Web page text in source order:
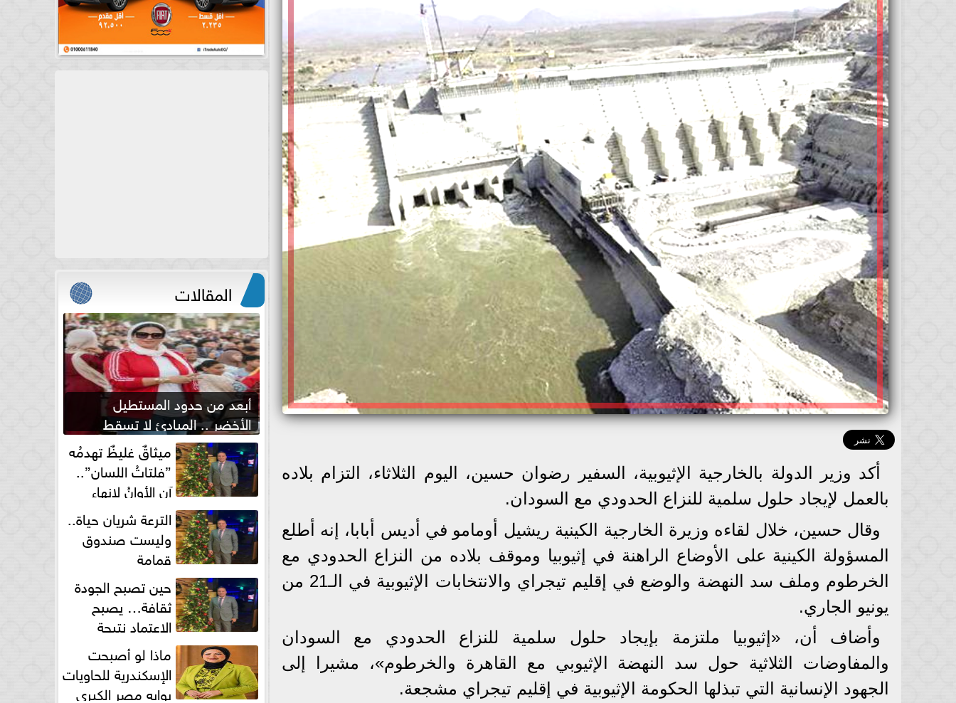
أكد وزير الدولة بالخارجية الإثيوبية، السفير رضوان حسين، اليوم الثلاثاء، التزام بلاده
بالعمل لإيجاد حلول سلمية للنزاع الحدودي مع السودان.
وقال حسين، خلال لقاءه وزيرة الخارجية الكينية ريشيل أومامو في أديس أبابا، إنه أطلع
المسؤولة الكينية على الأوضاع الراهنة في إثيوبيا وموقف بلاده من النزاع الحدودي مع
الخرطوم وملف سد النهضة والوضع في إقليم تيجراي والانتخابات الإثيوبية في الـ21 من
يونيو الجاري.
وأضاف أن، «إثيوبيا ملتزمة بإيجاد حلول سلمية للنزاع الحدودي مع السودان
والمفاوضات الثلاثية حول سد النهضة الإثيوبي مع القاهرة والخرطوم»، مشيرا إلى
الجهود الإنسانية التي تبذلها الحكومة الإثيوبية في إقليم تيجراي مشجعة.
المقالات
أبعد من حدود المستطيل
الأخضر .. المبادئ لا تسقط
بصفارة الحكم ميثاقٌ غليظٌ تهدمُه
”فلتاتُ اللسان”..
آن الأوانُ لإنهاءِ
فوضى الطلاق الشفهي!الترعة شريان حياة..
وليست صندوق
قمامة
حين تصبح الجودة
ثقافة… يصبح
الاعتماد نتيجة
طبيعية
ماذا لو أصبحت
الإسكندرية للحاويات
بوابه مصر الكبري